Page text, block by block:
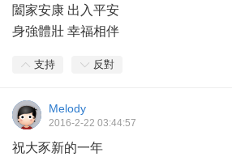
闔家安康 出入平安
身強體壯 幸福相伴
支持 反對
Melody
2016-2-22 03:44:57
祝大豕新的一年